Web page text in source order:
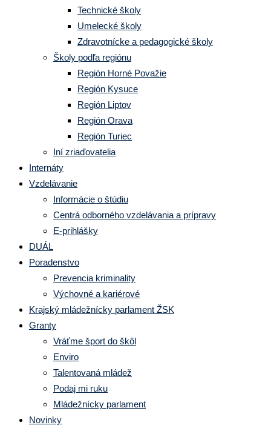
Technické školy
Umelecké školy
Zdravotnícke a pedagogické školy
Školy podľa regiónu
Región Horné Považie
Región Kysuce
Región Liptov
Región Orava
Región Turiec
Iní zriaďovatelia
Internáty
Vzdelávanie
Informácie o štúdiu
Centrá odborného vzdelávania a prípravy
E-prihlášky
DUÁL
Poradenstvo
Prevencia kriminality
Výchovné a kariérové
Krajský mládežnícky parlament ŽSK
Granty
Vráťme šport do škôl
Enviro
Talentovaná mládež
Podaj mi ruku
Mládežnícky parlament
Novinky